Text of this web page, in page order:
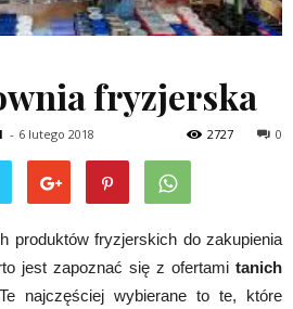
fryzjerska
- 6 lutego 2018 0
2727
produktów fryzjerskich do zakupienia
jest zapoznać się z ofertami tanich
najczęściej wybierane to te, które